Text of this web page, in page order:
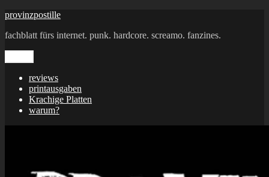
Zum
springen
provinzpostille
fachblatt fürs internet. punk. hardcore. screamo. fanzines.
reviews
printausgaben
Krachige Platten
warum?